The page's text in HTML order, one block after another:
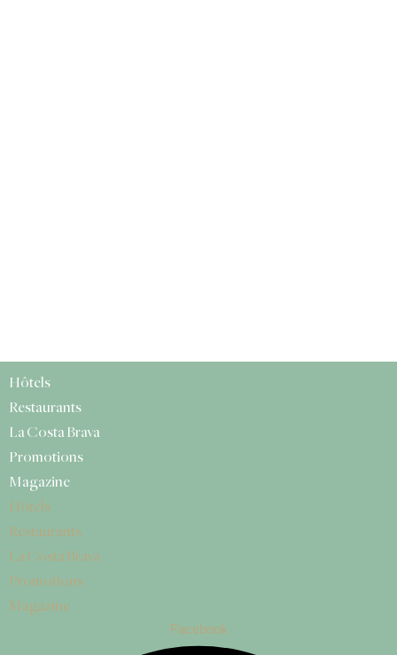
Hôtels
Restaurants
La Costa Brava
Promotions
Magazine
Hôtels
Restaurants
La Costa Brava
Promotions
Magazine
Facebook